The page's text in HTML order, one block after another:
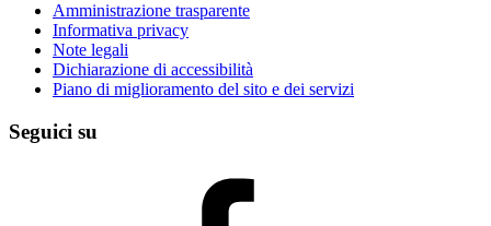
Amministrazione trasparente
Informativa privacy
Note legali
Dichiarazione di accessibilità
Piano di miglioramento del sito e dei servizi
Seguici su